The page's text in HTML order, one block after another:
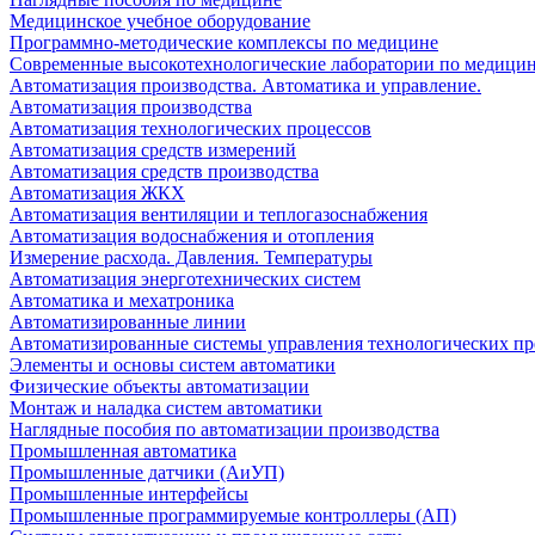
Медицинское учебное оборудование
Программно-методические комплексы по медицине
Современные высокотехнологические лаборатории по
Автоматизация производства. Автоматика и управление.
Автоматизация производства
Автоматизация технологических процессов
Автоматизация средств измерений
Автоматизация средств производства
Автоматизация ЖКХ
Автоматизация вентиляции и теплогазоснабжения
Автоматизация водоснабжения и отопления
Измерение расхода. Давления. Температуры
Автоматизация энерготехнических систем
Автоматика и мехатроника
Автоматизированные линии
Автоматизированные системы управления технологических
Элементы и основы систем автоматики
Физические объекты автоматизации
Монтаж и наладка систем автоматики
Наглядные пособия по автоматизации производства
Промышленная автоматика
Промышленные датчики (АиУП)
Промышленные интерфейсы
Промышленные программируемые контроллеры (АП)